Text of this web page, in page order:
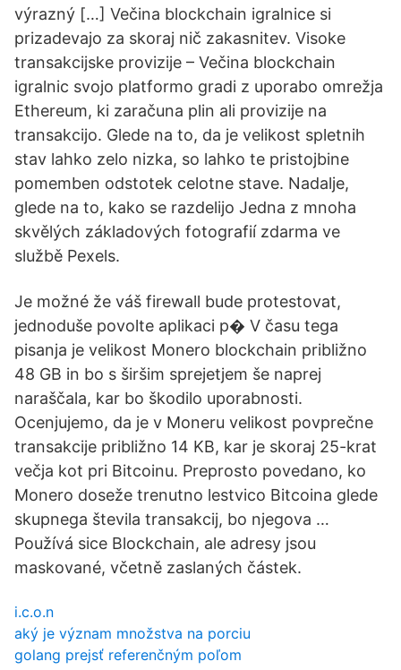
výrazný […] Večina blockchain igralnice si
prizadevajo za skoraj nič zakasnitev. Visoke
transakcijske provizije – Večina blockchain
igralnic svojo platformo gradi z uporabo omrežja
Ethereum, ki zaračuna plin ali provizije na
transakcijo. Glede na to, da je velikost spletnih
stav lahko zelo nizka, so lahko te pristojbine
pomemben odstotek celotne stave. Nadalje,
glede na to, kako se razdelijo Jedna z mnoha
skvělých základových fotografií zdarma ve
službě Pexels.
Je možné že váš firewall bude protestovat,
jednoduše povolte aplikaci p� V času tega
pisanja je velikost Monero blockchain približno
48 GB in bo s širšim sprejetjem še naprej
naraščala, kar bo škodilo uporabnosti.
Ocenjujemo, da je v Moneru velikost povprečne
transakcije približno 14 KB, kar je skoraj 25-krat
večja kot pri Bitcoinu. Preprosto povedano, ko
Monero doseže trenutno lestvico Bitcoina glede
skupnega števila transakcij, bo njegova …
Používá sice Blockchain, ale adresy jsou
maskované, včetně zaslaných částek.
i.c.o.n
aký je význam množstva na porciu
golang prejsť referenčným poľom